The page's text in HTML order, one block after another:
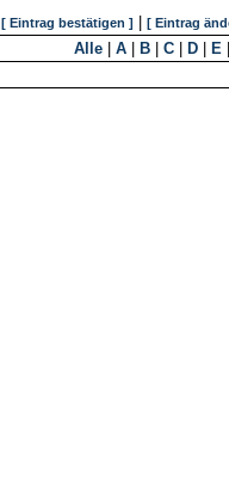
[ Eintrag bestätigen ] [ Eintrag
Alle A B C D E